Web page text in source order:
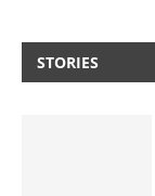
STORIES